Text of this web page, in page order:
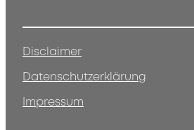
Disclaimer
Datenschutzerklärung
Impressum